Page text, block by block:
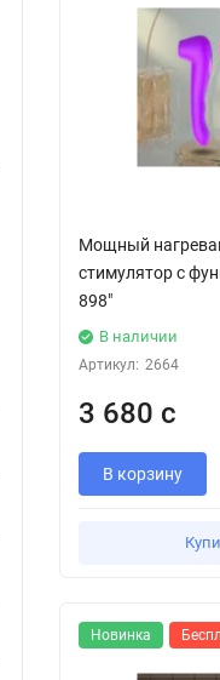
Мощный
стимулятор с
898"
В наличии
Артикул: 2664
3 680 с
В корзину
Новинка